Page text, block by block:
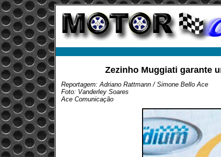
Zezinho Muggiati garante
Reportagem: Adriano Rattmann / Simone Bello Ace
Foto: Vanderley Soares
Ace Comunicação